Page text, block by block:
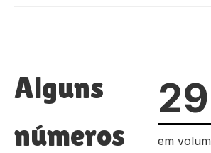
Alguns
números
em